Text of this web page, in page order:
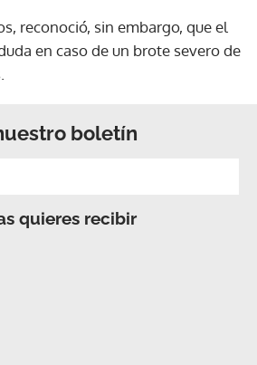
reconoció, sin embargo, que el
en caso de un brote severo de
boletín
quieres recibir